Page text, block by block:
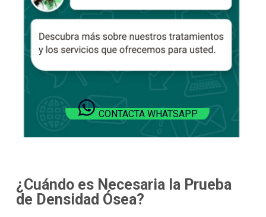
CONTACTA WHATSAPP
¿Cuándo es Necesaria la Prueba
de Densidad Ósea?